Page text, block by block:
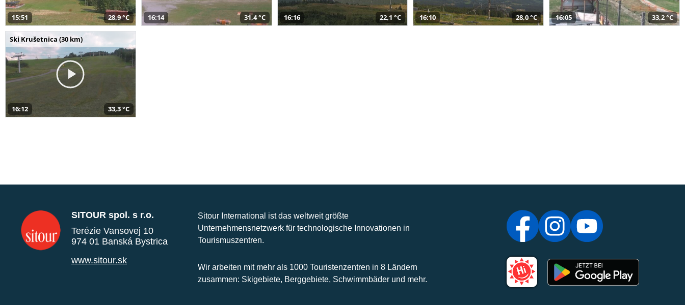
15:51 28,9 °C 16:14 31,4 °C 16:16 22,1 °C 16:10 28,0 °C 16:05 33,2 °C
Ski Krušetnica (30 km)
16:12 33,3 °C
SITOUR spol. s r.o.
Terézie Vansovej 10
974 01 Banská Bystrica
www.sitour.sk
Sitour International ist das weltweit größte
Unternehmensnetzwerk für technologische Innovationen in
Tourismuszentren.
Wir arbeiten mit mehr als 1000 Touristenzentren in 8 Ländern
zusammen: Skigebiete, Berggebiete, Schwimmbäder und mehr.